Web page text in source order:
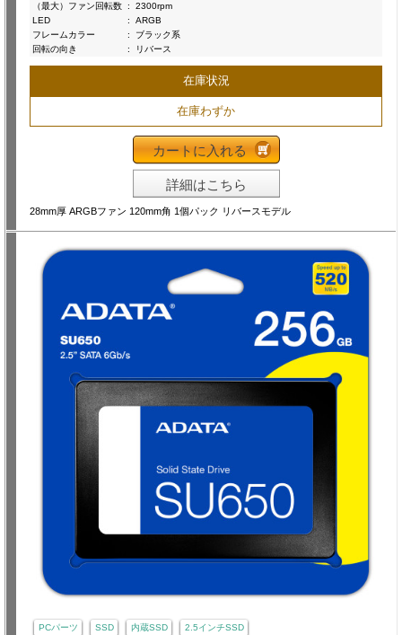
（最大）ファン回転数 :
2300rpm
LED
:
ARGB
フレームカラー
:
ブラック系
回転の向き
: リバース
在庫状況
在庫わずか
カートに入れる
詳細はこちら
28mm厚 ARGBファン 120mm角 1個パック リバースモデル
PCパーツ SSD 内蔵SSD 2.5インチSSD